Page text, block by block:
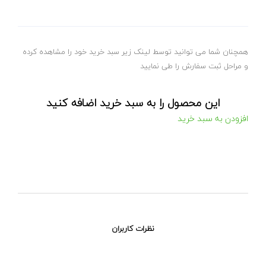
همچنان شما می توانید توسط لینک زیر سبد خرید خود را مشاهده کرده
و مراحل ثبت سفارش را طی نمایید
این محصول را به سبد خرید اضافه کنید
افزودن به سبد خرید
نظرات کاربران